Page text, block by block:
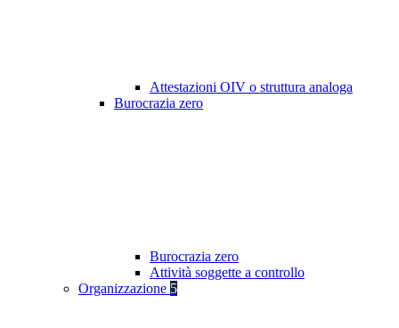
Attestazioni OIV o struttura analoga
Burocrazia zero
Burocrazia zero
Attività soggette a controllo
Organizzazione 5